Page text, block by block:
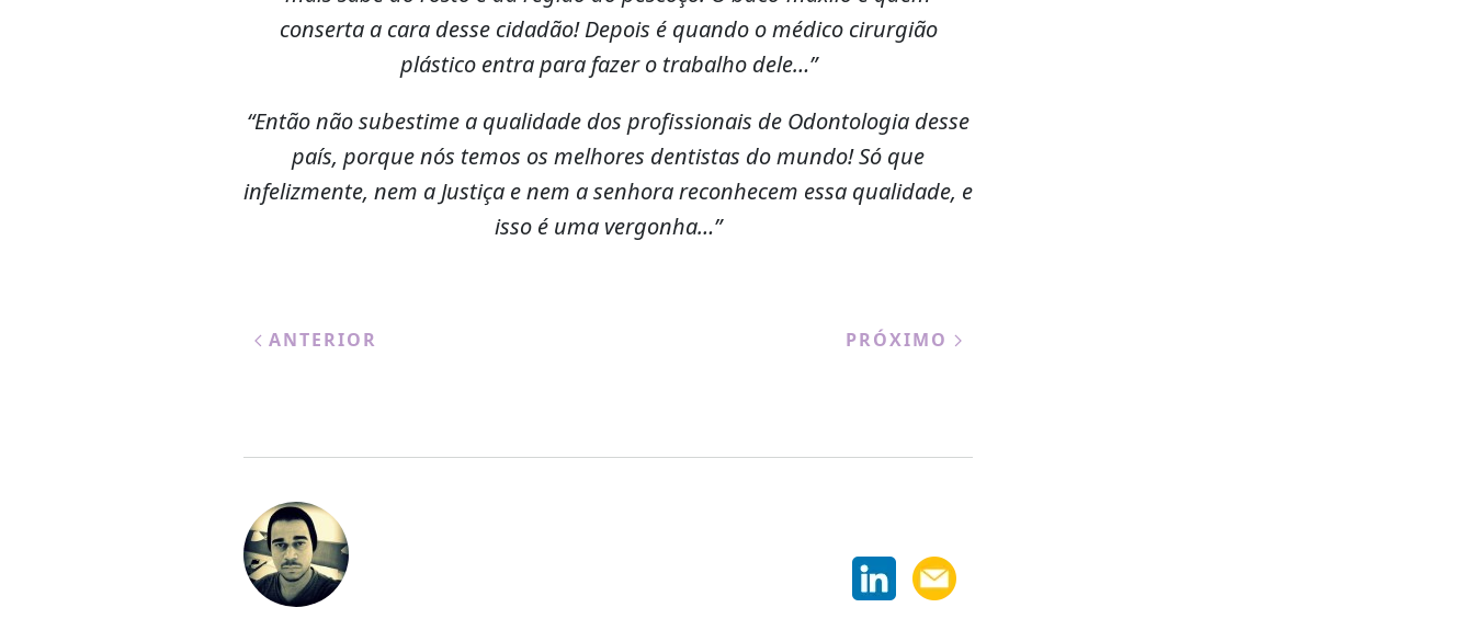
conserta a cara desse cidadão! Depois é quando o médico cirurgião
plástico entra para fazer o trabalho dele…”
“Então não subestime a qualidade dos profissionais de Odontologia desse
país, porque nós temos os melhores dentistas do mundo! Só que
infelizmente, nem a Justiça e nem a senhora reconhecem essa qualidade, e
isso é uma vergonha…”
ANTERIOR PRÓXIMO